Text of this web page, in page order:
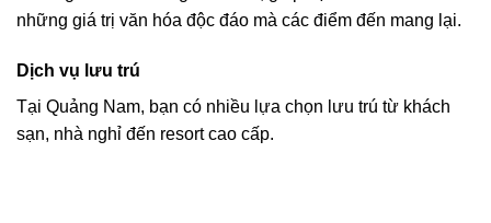
những giá trị văn hóa độc đáo mà các điểm đến mang lại.
Dịch vụ lưu trú
Tại Quảng Nam, bạn có nhiều lựa chọn lưu trú từ khách
sạn, nhà nghỉ đến resort cao cấp.